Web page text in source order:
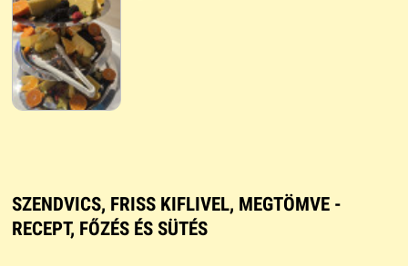
SZENDVICS, FRISS KIFLIVEL, MEGTÖMVE -
RECEPT, FŐZÉS ÉS SÜTÉS